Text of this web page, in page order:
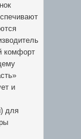
комфорт
и
для